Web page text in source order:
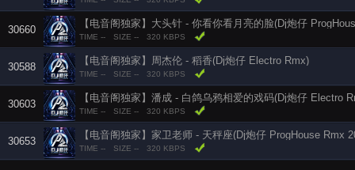
30660
TIME -- SIZE -- 320 KBPS
30588
【电音阁独家】周杰伦 - 稻香(Dj炮仔 Electro Rmx)
TIME -- SIZE -- 320 KBPS
30603
【电音阁独家】潘成 - 白鸽乌鸦相爱的戏码(Dj炮仔 Electro
TIME -- SIZE -- 320 KBPS
30653
【电音阁独家】家卫老师 - 天秤座(Dj炮仔 ProgHouse Rmx
TIME -- SIZE -- 320 KBPS